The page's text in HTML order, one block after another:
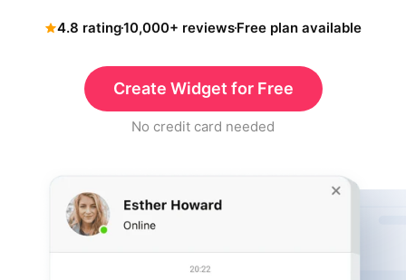
4.8 rating10,000+ reviewsFree plan available
Create Widget for Free
No credit card needed